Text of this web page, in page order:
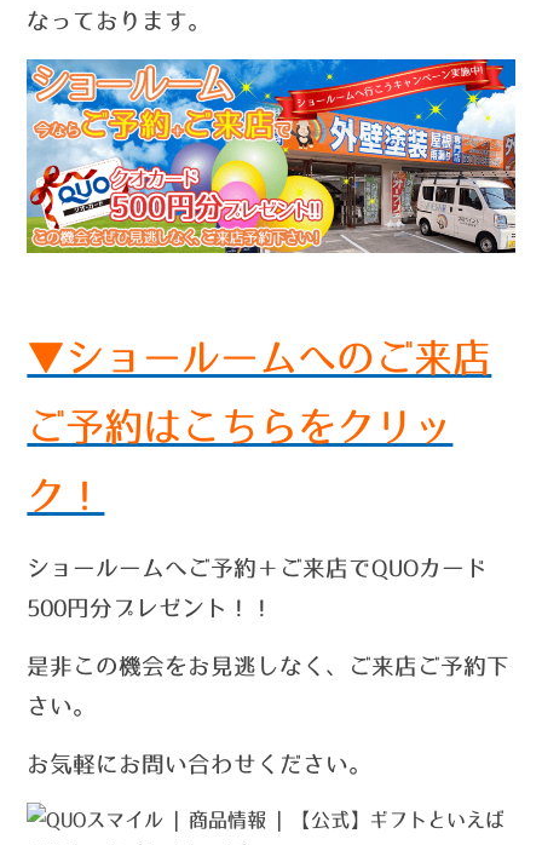
なっております。
▼ショールームへのご来店
ご予約はこちらをクリッ
ク！
ショールームへご予約＋ご来店でQUOカード
500円分プレゼント！！
是非この機会をお見逃しなく、ご来店ご予約下
さい。
お気軽にお問い合わせください。